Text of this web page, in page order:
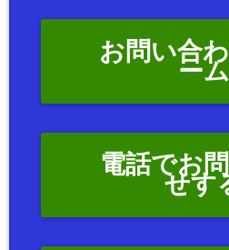
お問い合
ーム
電話でお
せす